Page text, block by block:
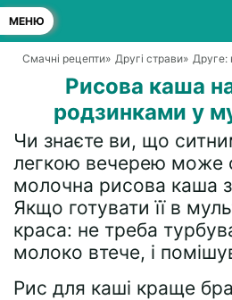
МЕНЮ
Смачні рецепти» Другі страви» Друге:
Рисова каша
родзинками у
Чи знаєте ви, що
легкою вечерею може
молочна рисова каша
Якщо готувати її в
краса: не треба
молоко втече, і
Рис для каші краще